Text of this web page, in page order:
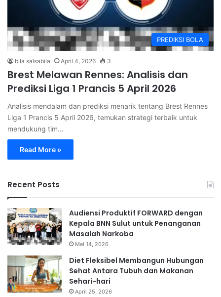
PREDIKSI BOLA
bila salsabila April 4, 2026 3
Brest Melawan Rennes: Analisis dan
Prediksi Liga 1 Prancis 5 April 2026
Analisis mendalam dan prediksi menarik tentang Brest Rennes
Liga 1 Prancis 5 April 2026, temukan strategi terbaik untuk
mendukung tim…
Read More »
Recent Posts
Audiensi Produktif FORWARD dengan
Kepala BNN Sulut untuk Penanganan
Masalah Narkoba
Mei 14, 2026
Diet Fleksibel Membangun Hubungan
Sehat Antara Tubuh dan Makanan
Sehari-hari
April 25, 2026